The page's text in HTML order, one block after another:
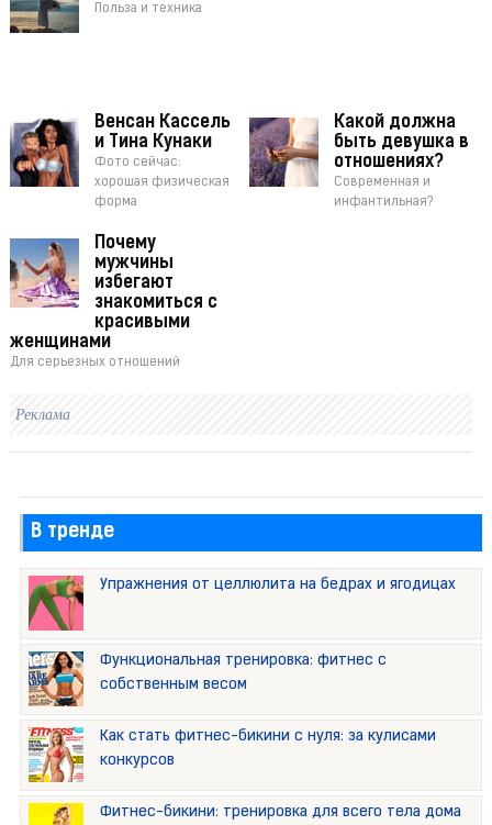
Польза и техника
Венсан Кассель
и Тина Кунаки
Фото сейчас:
хорошая физическая
форма
Какой должна
быть девушка в
отношениях?
Современная и
инфантильная?
Почему
мужчины
избегают
знакомиться с
красивыми
женщинами
Для серьезных отношений
Реклама
В тренде
Упражнения от целлюлита на бедрах и ягодицах
Функциональная тренировка: фитнес с
собственным весом
Как стать фитнес-бикини с нуля: за кулисами
конкурсов
Фитнес-бикини: тренировка для всего тела дома